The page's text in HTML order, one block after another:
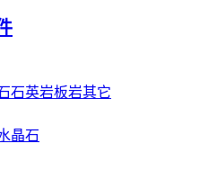
石英岩板岩其它
晶石